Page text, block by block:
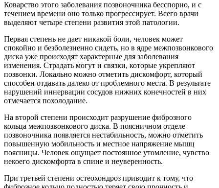
Коварство этого заболевания позвоночника бесспорно, и с
течением времени оно только прогрессирует. Всего врачи
выделяют четыре степени развития этой патологии.
Первая степень не дает никакой боли, человек может
спокойно и безболезненно сидеть, но в ядре межпозвонкового
диска уже происходят характерные для заболевания
изменения. Страдать могут и связки, которые укрепляют
позвонки. Локально можно отметить дискомфорт, который
способен отдавать далеко от проблемного места. В результате
нарушений иннервации сосудов нижних конечностей в них
отмечается похолодание.
На второй степени происходит разрушение фиброзного
кольца межпозвонкового диска. В поясничном отделе
позвоночника появляется нестабильность, можно отметить
повышенную мобильность и местное напряжение мышц
поясницы. Человек ощущает постоянное утомление, чувство
некоего дискомфорта в спине и неуверенность.
При третьей степени остеохондроз приводит к тому, что